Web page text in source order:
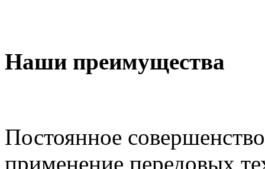
Наши преимущества
Постоянное
применение передовых